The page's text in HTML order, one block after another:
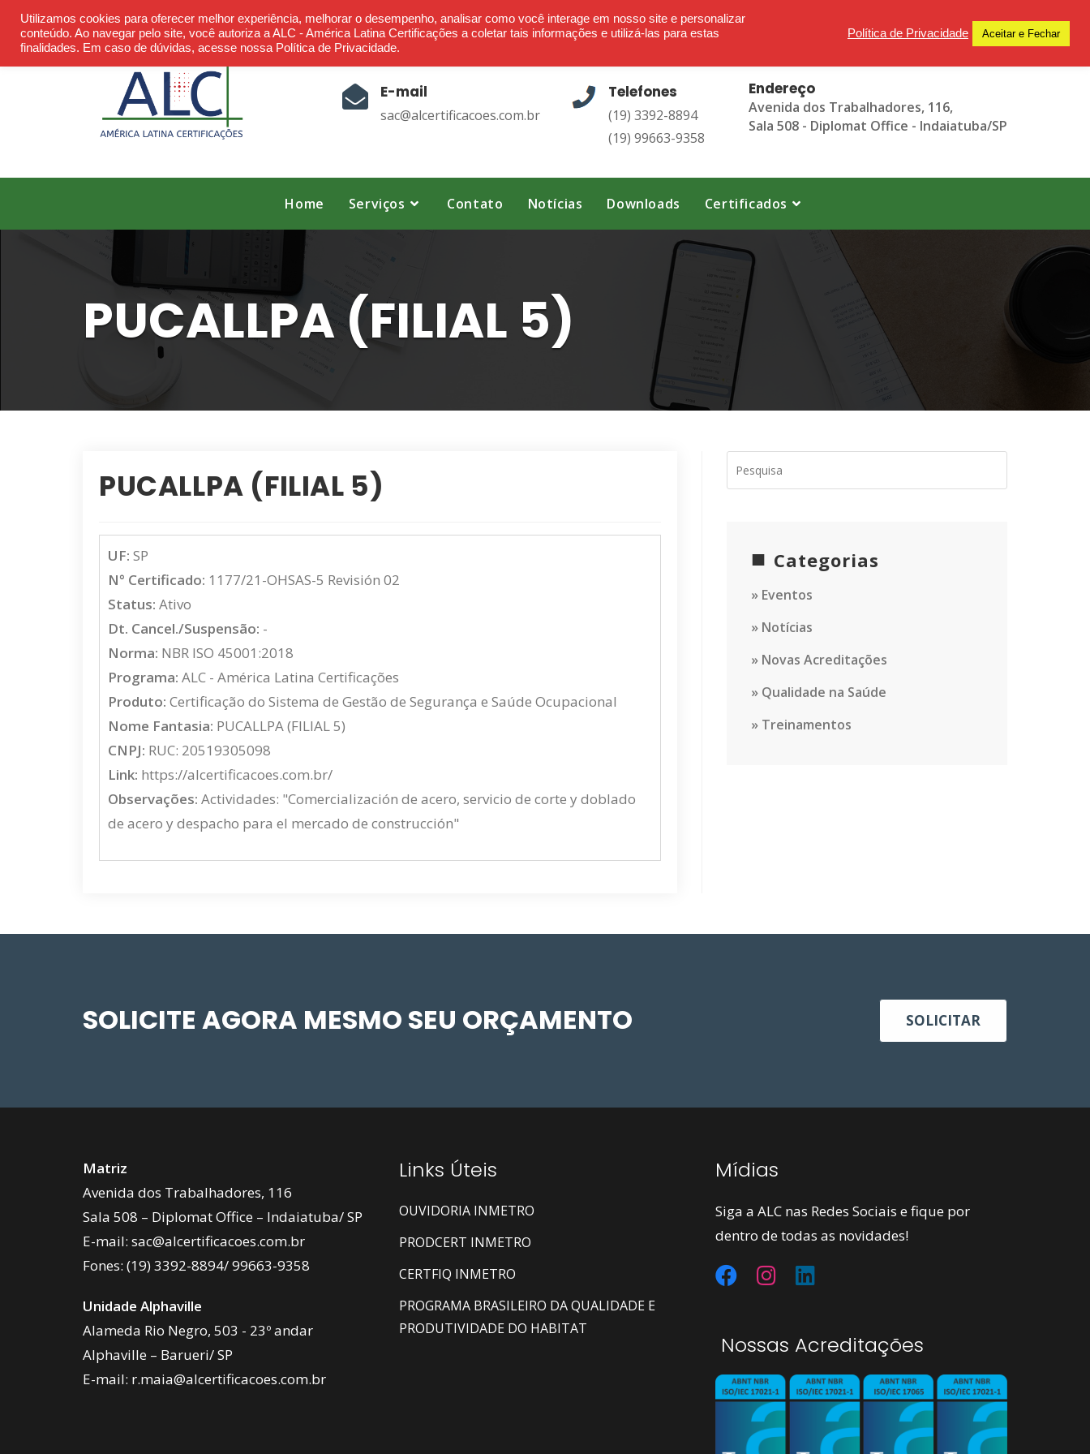
content
Ética - Confiança - Credibilidade - Transparência
E-mail
sac@alcertificacoes.com.br
Telefones
(19) 3392-8894
(19) 99663-9358
Endereço
Avenida dos Trabalhadores, 116,
Sala 508 - Diplomat Office - Indaiatuba/SP
Home Serviços Contato Notícias Downloads Certificados
PUCALLPA (FILIAL 5)
PUCALLPA (FILIAL 5)
UF: SP
N° Certificado: 1177/21-OHSAS-5 Revisión 02
Status: Ativo
Dt. Cancel./Suspensão: -
Norma: NBR ISO 45001:2018
Programa: ALC - América Latina Certificações
Produto: Certificação do Sistema de Gestão de Segurança e Saúde Ocupacional
Nome Fantasia: PUCALLPA (FILIAL 5)
CNPJ: RUC: 20519305098
Link: https://alcertificacoes.com.br/
Observações: Actividades: "Comercialización de acero, servicio de corte y doblado
de acero y despacho para el mercado de construcción"
Categorias
Eventos
Notícias
Novas Acreditações
Qualidade na Saúde
Treinamentos
SOLICITE AGORA MESMO SEU ORÇAMENTO SOLICITAR
Matriz
Avenida dos Trabalhadores, 116
Sala 508 – Diplomat Office – Indaiatuba/ SP
E-mail: sac@alcertificacoes.com.br
Fones: (19) 3392-8894/99663-9358
Unidade Alphaville
Alameda Rio Negro, 503 - 23º andar
Alphaville – Barueri/ SP
E-mail: r.maia@alcertificacoes.com.br
Links Úteis
OUVIDORIA INMETRO
PRODCERT INMETRO
CERTFIQ INMETRO
PROGRAMA BRASILEIRO DA QUALIDADE E
PRODUTIVIDADE DO HABITAT
Mídias
Siga a ALC nas Redes Sociais e fique por
dentro de todas as novidades!
Nossas Acreditações
Utilizamos cookies para oferecer melhor experiência, melhorar o desempenho, analisar como você interage em nosso site e personalizar
conteúdo. Ao navegar pelo site, você autoriza a ALC - América Latina Certificações a coletar tais informações e utilizá-las para estas
finalidades. Em caso de dúvidas, acesse nossa Política de Privacidade.
Política de Privacidade Aceitar e Fechar